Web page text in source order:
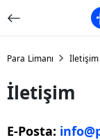
Para Limanı İletişim
İletişim
E-Posta: